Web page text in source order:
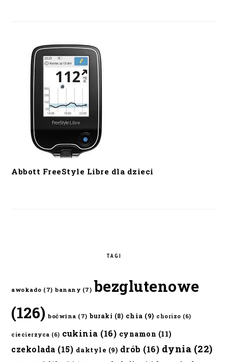
Abbott FreeStyle Libre dla dzieci
TAGI
awokado (7) banany (7) bezglutenowe
(126) boćwina (7) buraki (8) chia (9) chorizo (6)
ciecierzyca (6) cukinia (16) cynamon (11)
czekolada (15) daktyle (9) drób (16) dynia (22)